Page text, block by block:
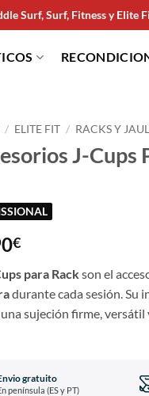
Surf, Surf, Fitness y Elite
/ ELITE FIT / RACKS Y
J-Cups
€
para Rackson el
durante cada sesión. Su
sujeción firme,
gratuito
península (ES y PT)